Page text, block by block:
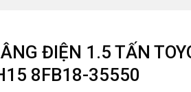
ĐIỆN 1.5 TẤN
8FB18-35550